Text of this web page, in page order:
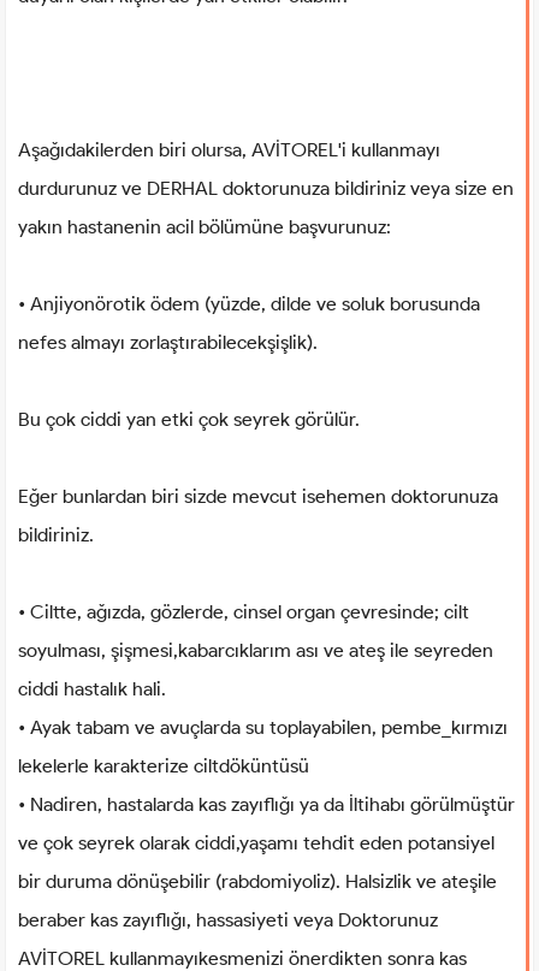
Aşağıdakilerden biri olursa, AVİTOREL'i kullanmayı
durdurunuz ve DERHAL doktorunuza bildiriniz veya size en
yakın hastanenin acil bölümüne başvurunuz:
• Anjiyonörotik ödem (yüzde, dilde ve soluk borusunda
nefes almayı zorlaştırabilecekşişlik).
Bu çok ciddi yan etki çok seyrek görülür.
Eğer bunlardan biri sizde mevcut isehemen doktorunuza
bildiriniz.
• Ciltte, ağızda, gözlerde, cinsel organ çevresinde; cilt
soyulması, şişmesi,kabarcıklarım ası ve ateş ile seyreden
ciddi hastalık hali.
• Ayak tabam ve avuçlarda su toplayabilen, pembe_kırmızı
lekelerle karakterize ciltdöküntüsü
• Nadiren, hastalarda kas zayıflığı ya da İltihabı görülmüştür
ve çok seyrek olarak ciddi,yaşamı tehdit eden potansiyel
bir duruma dönüşebilir (rabdomiyoliz). Halsizlik ve ateşile
beraber kas zayıflığı, hassasiyeti veya Doktorunuz
AVİTOREL kullanmayıkesmenizi önerdikten sonra kas